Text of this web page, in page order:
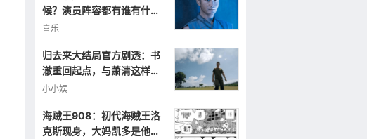
候？演员阵容都有谁有什么
看点呢？
喜乐
归去来大结局官方剧透：书
澈重回起点，与萧清这样重
逢
小小娱
海贼王908：初代海贼王洛
克斯现身，大妈凯多是他的